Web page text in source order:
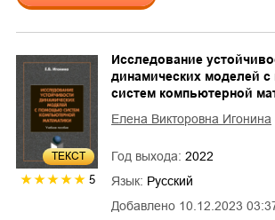
ТЕКСТ
5
Добавлено 10.12.2023
Исследование
динамических моделей
систем компьютерной
Елена Викторовна Игонина
Год выхода: 2022
Язык: Русский